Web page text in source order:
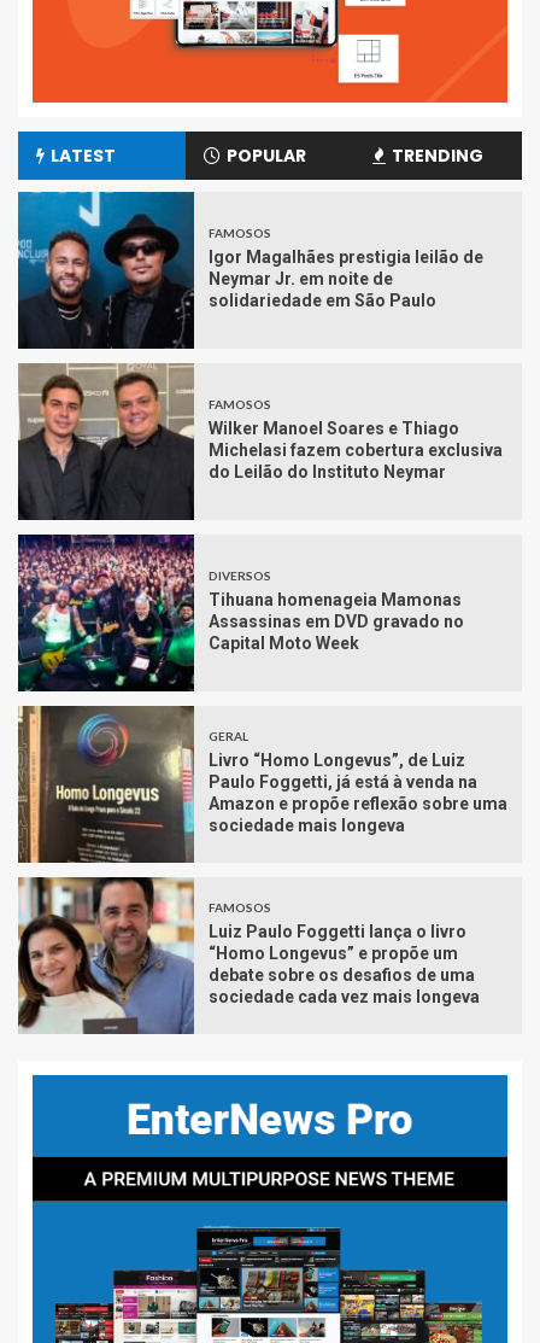
LATEST POPULAR TRENDING
FAMOSOS
Igor Magalhães prestigia leilão de
Neymar Jr. em noite de
solidariedade em São Paulo
FAMOSOS
Wilker Manoel Soares e Thiago
Michelasi fazem cobertura exclusiva
do Leilão do Instituto Neymar
DIVERSOS
Tihuana homenageia Mamonas
Assassinas em DVD gravado no
Capital Moto Week
GERAL
Livro “Homo Longevus”, de Luiz
Paulo Foggetti, já está à venda na
Amazon e propõe reflexão sobre uma
sociedade mais longeva
FAMOSOS
Luiz Paulo Foggetti lança o livro
“Homo Longevus” e propõe um
debate sobre os desafios de uma
sociedade cada vez mais longeva